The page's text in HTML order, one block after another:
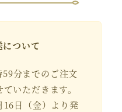
ついて
分までのご注文
いただきます。
16日（金）より発